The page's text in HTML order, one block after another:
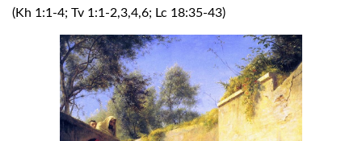
(Kh 1:1-4; Tv 1:1-2,3,4,6; Lc 18:35-43)